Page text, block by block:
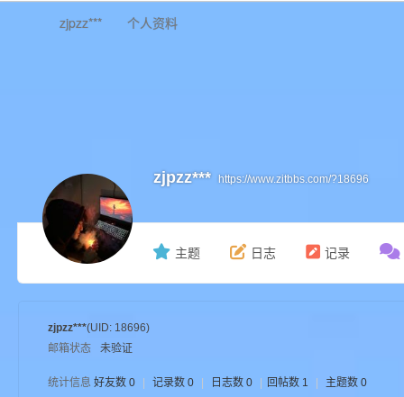
ne
zjpzz*** 个人资料
zjpzz*** https://www.zitbbs.com/?18696
主题 日志 记录
zjpzz***(UID: 18696)
邮箱状态
未验证
统计信息 好友数 0 记录数 0 日志数 0 回帖数 1 主题数 0